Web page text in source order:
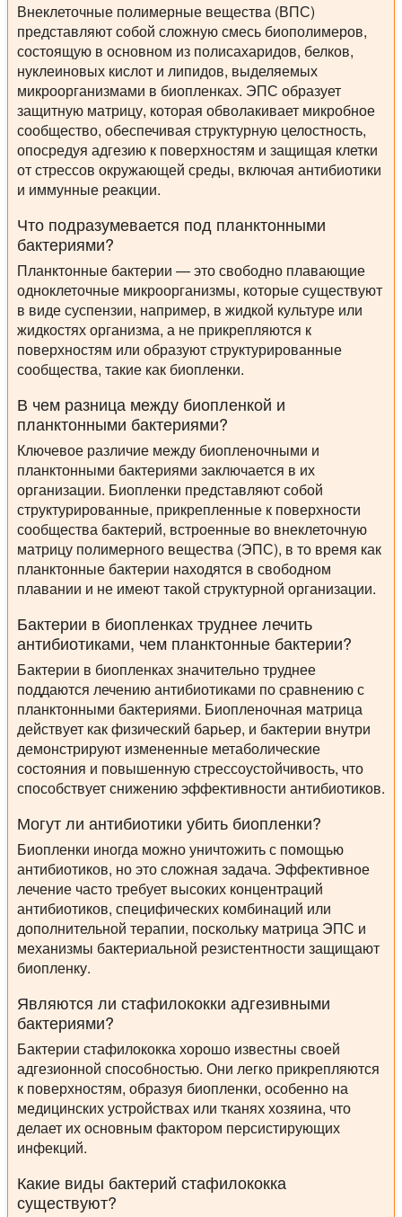
Внеклеточные полимерные вещества (ВПС)
представляют собой сложную смесь биополимеров,
состоящую в основном из полисахаридов, белков,
нуклеиновых кислот и липидов, выделяемых
микроорганизмами в биопленках. ЭПС образует
защитную матрицу, которая обволакивает микробное
сообщество, обеспечивая структурную целостность,
опосредуя адгезию к поверхностям и защищая клетки
от стрессов окружающей среды, включая антибиотики
и иммунные реакции.
Что подразумевается под планктонными
бактериями?
Планктонные бактерии — это свободно плавающие
одноклеточные микроорганизмы, которые существуют
в виде суспензии, например, в жидкой культуре или
жидкостях организма, а не прикрепляются к
поверхностям или образуют структурированные
сообщества, такие как биопленки.
В чем разница между биопленкой и
планктонными бактериями?
Ключевое различие между биопленочными и
планктонными бактериями заключается в их
организации. Биопленки представляют собой
структурированные, прикрепленные к поверхности
сообщества бактерий, встроенные во внеклеточную
матрицу полимерного вещества (ЭПС), в то время как
планктонные бактерии находятся в свободном
плавании и не имеют такой структурной организации.
Бактерии в биопленках труднее лечить
антибиотиками, чем планктонные бактерии?
Бактерии в биопленках значительно труднее
поддаются лечению антибиотиками по сравнению с
планктонными бактериями. Биопленочная матрица
действует как физический барьер, и бактерии внутри
демонстрируют измененные метаболические
состояния и повышенную стрессоустойчивость, что
способствует снижению эффективности антибиотиков.
Могут ли антибиотики убить биопленки?
Биопленки иногда можно уничтожить с помощью
антибиотиков, но это сложная задача. Эффективное
лечение часто требует высоких концентраций
антибиотиков, специфических комбинаций или
дополнительной терапии, поскольку матрица ЭПС и
механизмы бактериальной резистентности защищают
биопленку.
Являются ли стафилококки адгезивными
бактериями?
Бактерии стафилококка хорошо известны своей
адгезионной способностью. Они легко прикрепляются
к поверхностям, образуя биопленки, особенно на
медицинских устройствах или тканях хозяина, что
делает их основным фактором персистирующих
инфекций.
Какие виды бактерий стафилококка
существуют?